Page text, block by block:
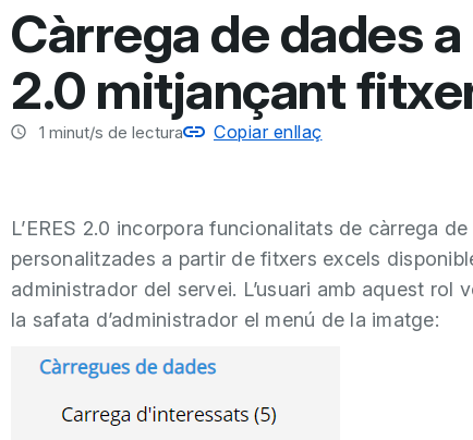
Càrrega de dades a
2.0 mitjançant
1 minut/s de lectura Copiar enllaç
L’ERES 2.0 incorpora funcionalitats de càrrega
personalitzades a partir de fitxers excels
administrador del servei. L’usuari amb aquest rol
la safata d’administrador el menú de la imatge: